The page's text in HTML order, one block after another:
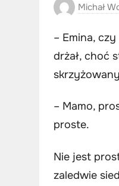
Michał
– Emina,
drżał, choć
– Mamo,
proste.
Nie jest
zaledwie